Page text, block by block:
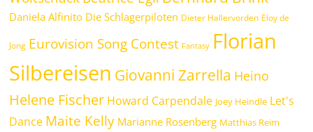
Daniela Alfinito Die Schlagerpiloten Dieter Hallervorden Eloy de
Jong Eurovision Song Contest Fantasy Florian
Silbereisen Giovanni Zarrella Heino
Helene Fischer Howard Carpendale Joey Heindle Let's
Dance Maite Kelly Marianne Rosenberg Matthias Reim